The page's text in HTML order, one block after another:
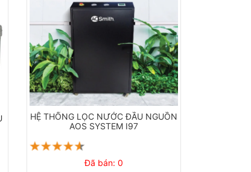
lọc.
lần
HỆ THỐNG LỌC NƯỚC ĐẦU NGUỒN
AOS SYSTEM I97
Đã bán: 0